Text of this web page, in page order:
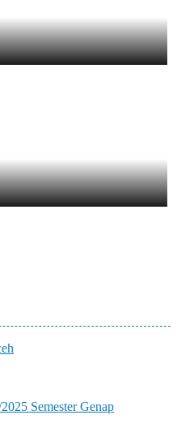
Semester Genap